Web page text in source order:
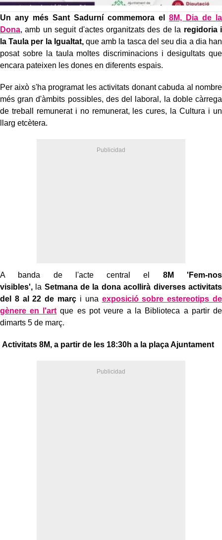
Un any més Sant Sadurní commemora el 8M, Dia de la
Dona, amb un seguit d'actes organitzats des de la regidoria i
la Taula per la Igualtat,que amb la tasca del seu dia a dia han
posat sobre la taula moltes discriminacions i desigultats que
encara pateixen les dones en diferents espais.
Per això s'ha programat les activitats donant cabuda al nombre
més gran d'àmbits possibles, des del laboral, la doble càrrega
de treball remunerat i no remunerat, les cures, la Cultura i un
llarg etcètera.
A banda de l'acte central el 8M 'Fem-nos
visibles', la Setmana de la dona acollirà diverses activitats
del 8 al 22 de març i una exposició sobre estereotips de
gènere en l'art que es pot veure a la Biblioteca a partir de
dimarts 5 de març.
Activitats 8M, a partir de les 18:30h a la plaça Ajuntament